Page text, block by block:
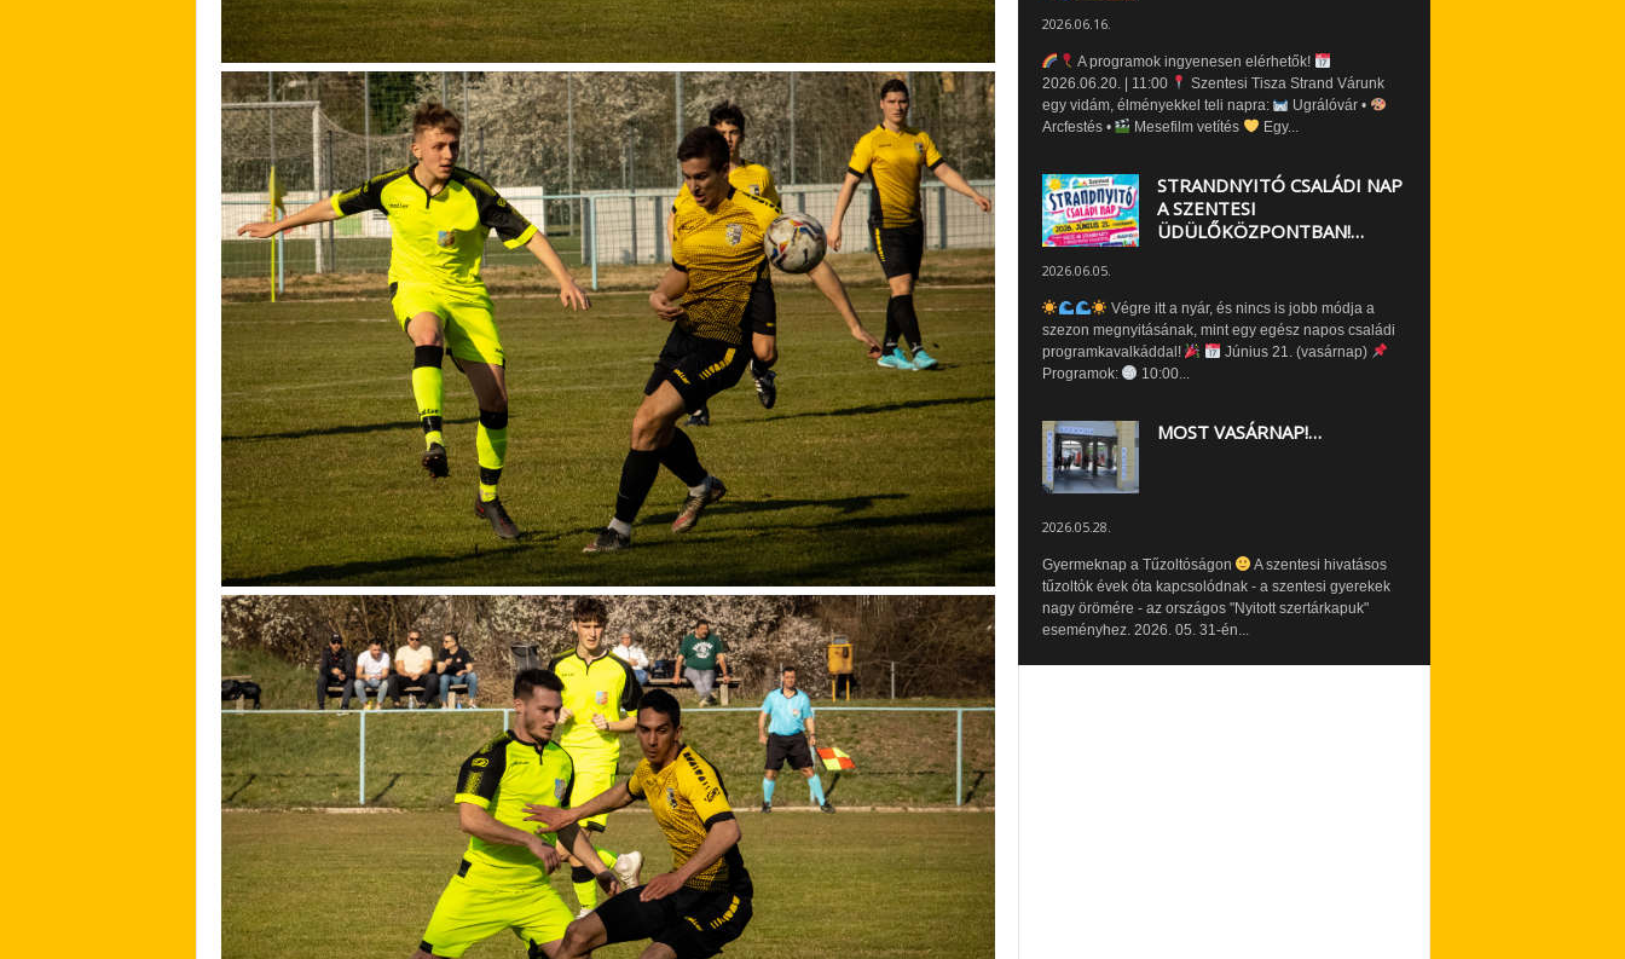
2026.06.16.
A programok ingyenesen elérhetők!
2026.06.20. | 11:00
Szentesi Tisza Strand Várunk
egy vidám, élményekkel teli napra:
Ugrálóvár •
Arcfestés •
Mesefilm vetítés Egy...
STRANDNYITÓ CSALÁDI NAP
A SZENTESI
ÜDÜLŐKÖZPONTBAN!…
2026.06.05.
Végre itt a nyár, és nincs is jobb módja a
szezon megnyitásának, mint egy egész napos családi
programkavalkáddal!
Június 21. (vasárnap)
Programok:
10:00...
MOST VASÁRNAP!…
2026.05.28.
Gyermeknap a Tűzoltóságon
A szentesi hivatásos
tűzoltók évek óta kapcsolódnak - a szentesi gyerekek
nagy örömére - az országos "Nyitott szertárkapuk"
eseményhez. 2026. 05. 31-én...